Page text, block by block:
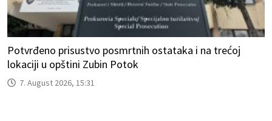
Potvrđeno prisustvo posmrtnih ostataka i na trećoj
lokaciji u opštini Zubin Potok
7. August 2026, 15:31